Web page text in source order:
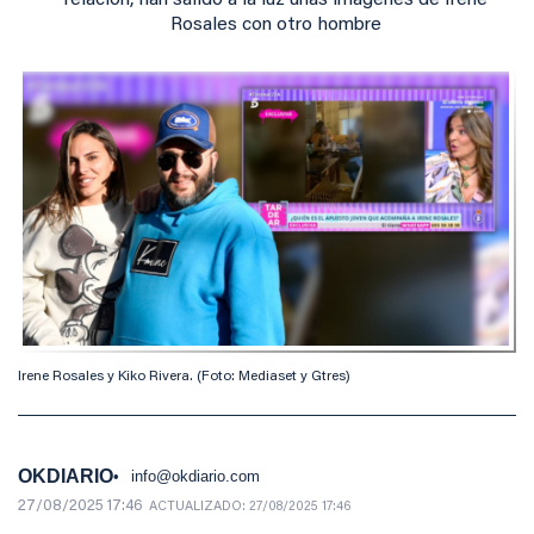
Rosales con otro hombre
Irene Rosales y Kiko Rivera. (Foto: Mediaset y Gtres)
OKDIARIO info@okdiario.com
27/08/2025 17:46 ACTUALIZADO: 27/08/2025 17:46